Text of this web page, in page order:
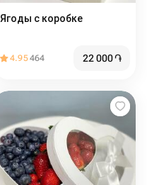
Ягоды с коробке
4.95464 22 000֏